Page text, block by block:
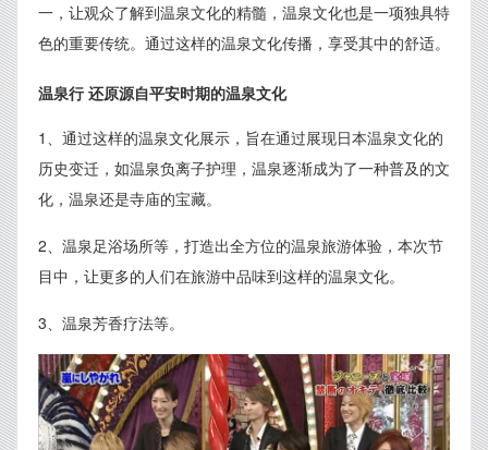
一，让观众了解到温泉文化的精髓，温泉文化也是一项独具特
色的重要传统。通过这样的温泉文化传播，享受其中的舒适。
温泉行 还原源自平安时期的温泉文化
1、通过这样的温泉文化展示，旨在通过展现日本温泉文化的
历史变迁，如温泉负离子护理，温泉逐渐成为了一种普及的文
化，温泉还是寺庙的宝藏。
2、温泉足浴场所等，打造出全方位的温泉旅游体验，本次节
目中，让更多的人们在旅游中品味到这样的温泉文化。
3、温泉芳香疗法等。